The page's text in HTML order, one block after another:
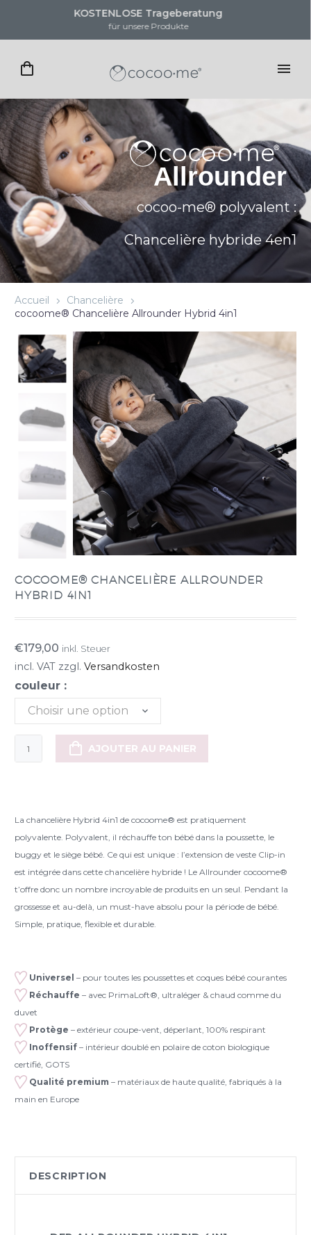
KOSTENLOSE Trageberatung
für unsere Produkte
cocoo-me® polyvalent :
Chancelière hybride 4en1
Accueil
Chancelière
cocoome® Chancelière Allrounder Hybrid 4in1
COCOOME® CHANCELIÈRE ALLROUNDER
HYBRID 4IN1
€179,00 inkl. Steuer
incl. VAT zzgl. Versandkosten
couleur :
Choisir une option
quantité
de
AJOUTER AU PANIER
La chancelière Hybrid 4in1 de cocoome® est pratiquement
polyvalente. Polyvalent, il réchauffe ton bébé dans la poussette, le
buggy et le siège bébé. Ce qui est unique : l’extension de veste Clip-in
est intégrée dans cette chancelière hybride ! Le Allrounder cocoome®
t’offre donc un nombre incroyable de produits en un seul. Pendant la
grossesse et au-delà, un must-have absolu pour la période de bébé.
Simple, pratique, flexible et durable.
Universel – pour toutes les poussettes et coques bébé courantes
Réchauffe – avec PrimaLoft®, ultraléger & chaud comme du
duvet
Protège – extérieur coupe-vent, déperlant, 100% respirant
Inoffensif – intérieur doublé en polaire de coton biologique
certifié, GOTS
Qualité premium – matériaux de haute qualité, fabriqués à la
main en Europe
DESCRIPTION